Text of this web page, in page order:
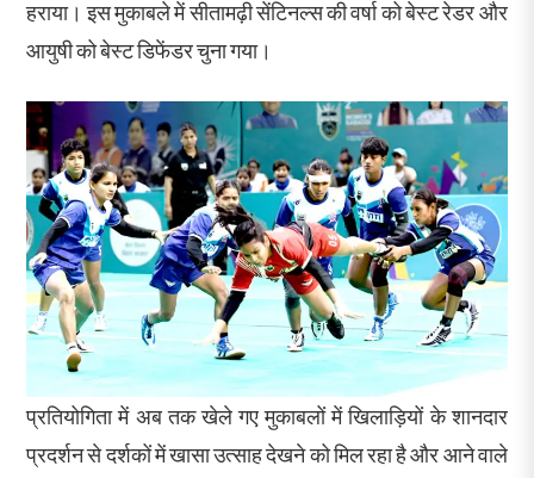
हराया। इस मुकाबले में सीतामढ़ी सेंटिनल्स की वर्षा को बेस्ट रेडर और
आयुषी को बेस्ट डिफेंडर चुना गया।
प्रतियोगिता में अब तक खेले गए मुकाबलों में खिलाड़ियों के शानदार
प्रदर्शन से दर्शकों में खासा उत्साह देखने को मिल रहा है और आने वाले